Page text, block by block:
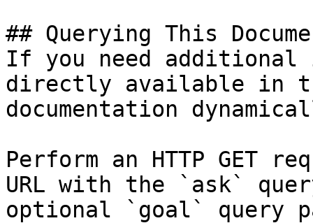
## Querying This
If you need
directly available in
documentation
Perform an HTTP GET
URL with the `ask`
optional `goal` query